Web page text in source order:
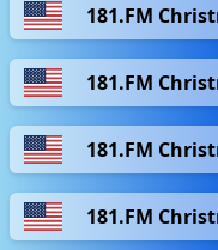
181.FM
181.FM
181.FM
181.FM